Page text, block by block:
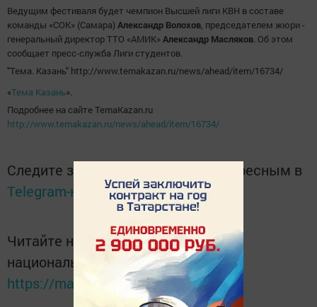
Ведущим фестиваля будет чемпион Высшей лиги КВН в составе
команды «СОК» (Самара)Александр Волохов, председателем жюри -
генеральный директор ТТО «АМИК»Александр Масляков. Об этом
сообщает пресс-служба Лиги студентов.
"Тема. Казань" http://www.temakazan.ru/news/ahead/item/16734/
«Тема Казань».
Подробнее на сайте TemaKazan.ru
http://www.temakazan.ru/news/ahead/item/16734/
Следите за самым важным и интересным в
Telegram-каналеТатмедиа
Читайте новости Татарстана в
национальном мессенджере MАХ:
https://max.ru/tatmedia